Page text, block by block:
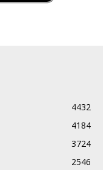
4432
4184
3724
2546